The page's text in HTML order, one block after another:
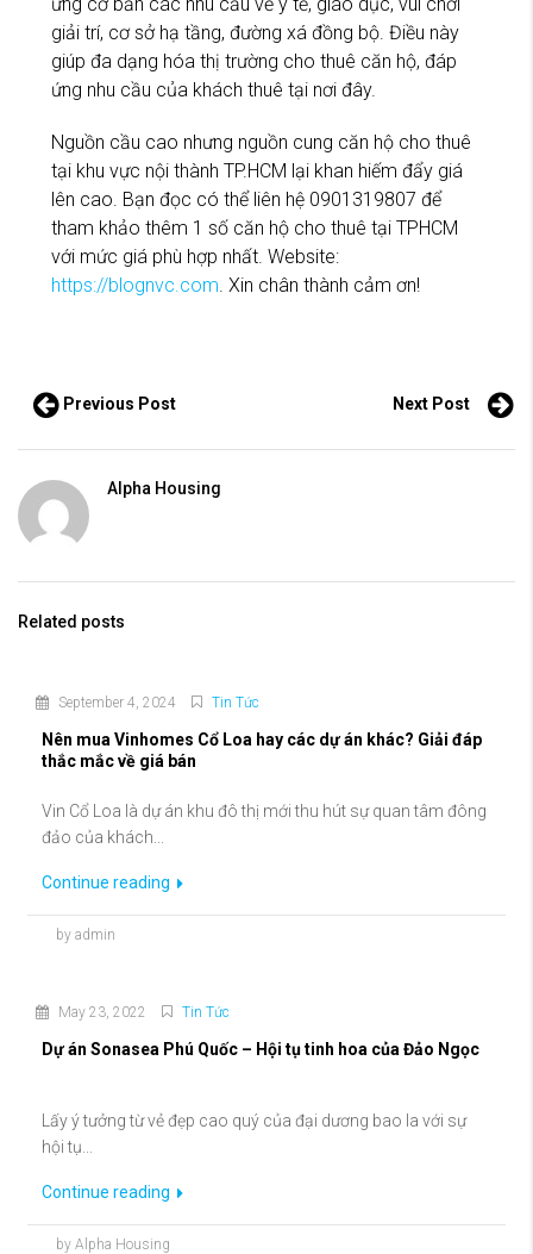
giải trí, cơ sở hạ tầng, đường xá đồng bộ. Điều này
giúp đa dạng hóa thị trường cho thuê căn hộ, đáp
ứng nhu cầu của khách thuê tại nơi đây.
Nguồn cầu cao nhưng nguồn cung căn hộ cho thuê
tại khu vực nội thành TP.HCM lại khan hiếm đẩy giá
lên cao. Bạn đọc có thể liên hệ 0901319807 để
tham khảo thêm 1 số căn hộ cho thuê tại TPHCM
với mức giá phù hợp nhất. Website:
https://blognvc.com . Xin chân thành cảm ơn!
Previous Post Next Post
Alpha Housing
Related posts
September 4, 2024 Tin Tức
Nên mua Vinhomes Cổ Loa hay các dự án khác? Giải đáp
thắc mắc về giá bán
Vin Cổ Loa là dự án khu đô thị mới thu hút sự quan tâm đông
đảo của khách...
Continue reading
by admin
May 23, 2022 Tin Tức
Dự án Sonasea Phú Quốc – Hội tụ tinh hoa của Đảo Ngọc
Lấy ý tưởng từ vẻ đẹp cao quý của đại dương bao la với sự
hội tụ...
Continue reading
by Alpha Housing